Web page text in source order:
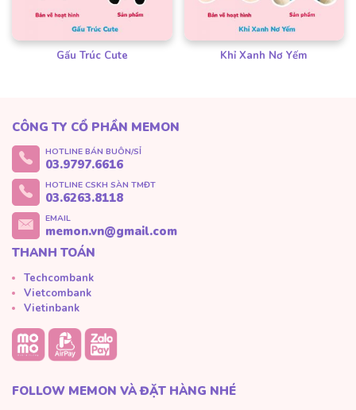
Gấu Trúc Cute Khỉ Xanh Nơ Yếm
CÔNG TY CỔ PHẦN MEMON
HOTLINE BÁN BUÔN/SỈ
03.9797.6616
HOTLINE CSKH SÀN TMĐT
03.6263.8118
EMAIL
memon.vn@gmail.com
THANH TOÁN
Techcombank
Vietcombank
Vietinbank
FOLLOW MEMON VÀ ĐẶT HÀNG NHÉ